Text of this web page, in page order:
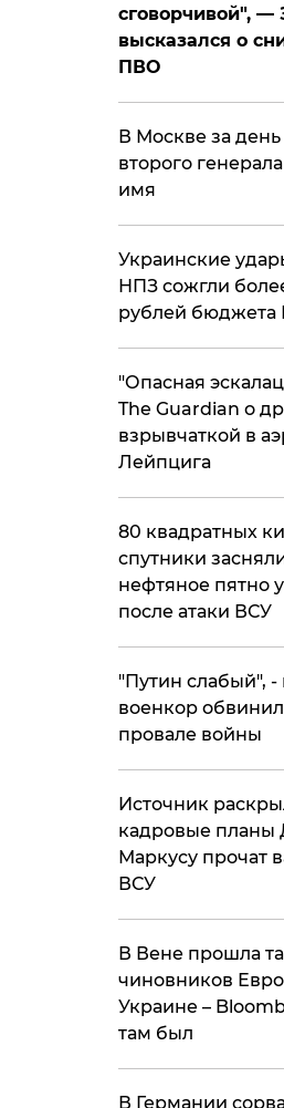
сговорчивой", —
высказался о
ПВО
В Москве за
второго
имя
Украинские
НПЗ сожгли
рублей бюджета
"Опасная
The Guardian о
взрывчаткой в
Лейпцига
80 квадратных
спутники
нефтяное пятно
после атаки ВСУ
​"Путин слабый", -
военкор
провале войны
​Источник
кадровые планы
Маркусу прочат
ВСУ
В Вене прошла
чиновников
Украине –
там был
​В Германии